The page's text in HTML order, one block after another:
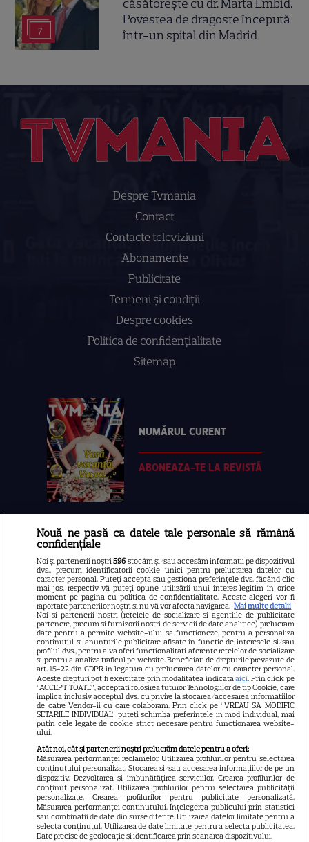
7
căsătorește cu dr. Marta Embid.
Povestea de dragoste începută
într-un spital din Madrid
Despre Tvmania
Contact
Contacte televiziuni
Abonamente
Publicitate
Termeni și condiții
Despre cookies
Politica de confidenţialitate
Sitemap
NUMĂRUL CURENT
ABONEAZA-TE LA REVISTĂ
Libertatea
Libertatea pentru femei
GSP
Știri mondene
Avantaje
Elle
Unica
Retete practice
URMĂREȘTE-NE PE
Copyright2026Ringier Romania – Toate Drepturile rezervate
Nouă ne pasă ca datele tale personale să rămână
confidențiale
Noi și partenerii noștri596 stocăm și/sau accesăm informații pe dispozitivul
dvs., precum identificatorii cookie unici pentru prelucrarea datelor cu
caracter personal. Puteți accepta sau gestiona preferințele dvs. făcând clic
mai jos, respectiv vă puteți opune utilizării unui interes legitim în orice
moment pe pagina cu politica de confidențialitate. Aceste alegeri vor fi
raportate partenerilor noștri și nu vă vor afecta navigarea. Mai multe detalii
Noi si partenerii nostri (retelele de socializare si agentiile de publicitate
partenere, precum si furnizorii nostri de servicii de date analitice) prelucram
date pentru a permite website-ului sa functioneze, pentru a personaliza
continutul si anunturile publicitare afisate in functie de interesele si/sau
profilul dvs., pentru a va oferi functionalitati aferente retelelor de socializare
si pentru a analiza traficul pe website. Beneficiati de drepturile prevazute de
art. 15-22 din GDPR in legatura cu prelucrarea datelor cu caracter personal.
Aceste drepturi pot fi exercitate prin modalitatea indicataaici. Prin click pe
“ACCEPT TOATE”, acceptati folosirea tuturor Tehnologiilor de tip Cookie, care
implica inclusiv acceptul dvs. cu privire la stocarea/accesarea informatiilor
de catre Vendor-ii cu care colaboram. Prin click pe “VREAU SA MODIFIC
SETARILE INDIVIDUAL” puteti schimba preferintele in mod individual, mai
putin cele legate de cookie strict necesare pentru functionarea website-
ului.
Atât noi, cât și partenerii noștri prelucrăm datele pentru a oferi:
Măsurarea performanței reclamelor. Utilizarea profilurilor pentru selectarea
conținutului personalizat. Stocarea și/sau accesarea informațiilor de pe un
dispozitiv. Dezvoltarea și îmbunătățirea serviciilor. Crearea profilurilor de
conținut personalizat. Utilizarea profilurilor pentru selectarea publicității
personalizate. Crearea profilurilor pentru publicitate personalizată.
Măsurarea performanței conținutului. Înțelegerea publicului prin statistici
sau combinații de date din surse diferite. Utilizarea datelor limitate pentru a
selecta conținutul. Utilizarea de date limitate pentru a selecta publicitatea.
Date precise de geolocație și identificarea prin scanarea dispozitivului.